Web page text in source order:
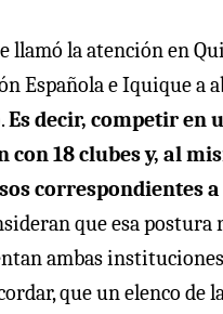
llamó la atención en
Española e Iquique a
Es decir, competir en
con 18 clubes y, al
correspondientes
que esa postura
ambas
que un elenco de